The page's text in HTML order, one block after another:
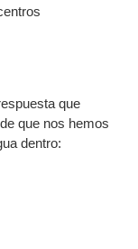
que
que nos hemos
dentro: